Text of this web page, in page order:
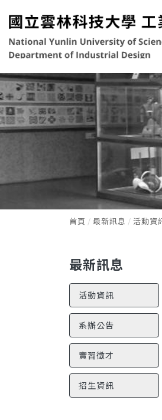
首頁 最新訊息 活動資
最新訊息
活動資訊
系辦公告
實習徵才
招生資訊